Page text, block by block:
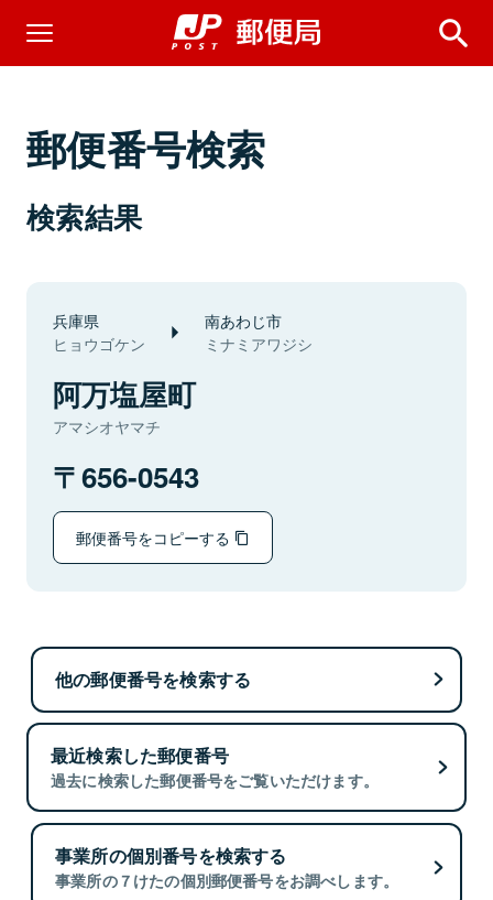
郵便番号検索
検索結果
兵庫県
ヒョウゴケン
南あわじ市
ミナミアワジシ
阿万塩屋町
アマシオヤマチ
656-0543
郵便番号をコピーする
他の郵便番号を検索する
最近検索した郵便番号
過去に検索した郵便番号をご覧いただけます。
事業所の個別番号を検索する
事業所の７けたの個別郵便番号をお調べします。